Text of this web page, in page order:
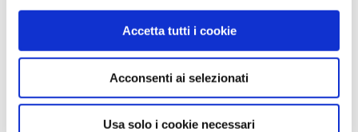
Accetta tutti i cookie
Acconsenti ai selezionati
Usa solo i cookie necessari